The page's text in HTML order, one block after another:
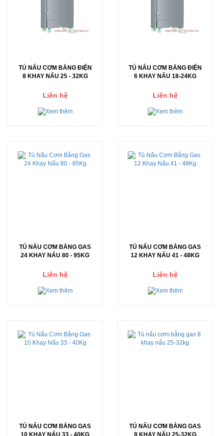
TỦ NẤU CƠM BẰNG ĐIỆN
8 KHAY NẤU 25 - 32KG
Liên hệ
TỦ NẤU CƠM BẰNG ĐIỆN
6 KHAY NẤU 18-24KG
Liên hệ
TỦ NẤU CƠM BẰNG GAS
24 KHAY NẤU 80 - 95KG
Liên hệ
TỦ NẤU CƠM BẰNG GAS
12 KHAY NẤU 41 - 48KG
Liên hệ
TỦ NẤU CƠM BẰNG GAS
10 KHAY NẤU 33 - 40KG
TỦ NẤU CƠM BẰNG GAS
8 KHAY NẤU 25-32KG